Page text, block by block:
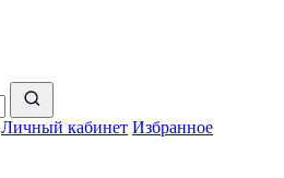
Личный кабинет Избранное